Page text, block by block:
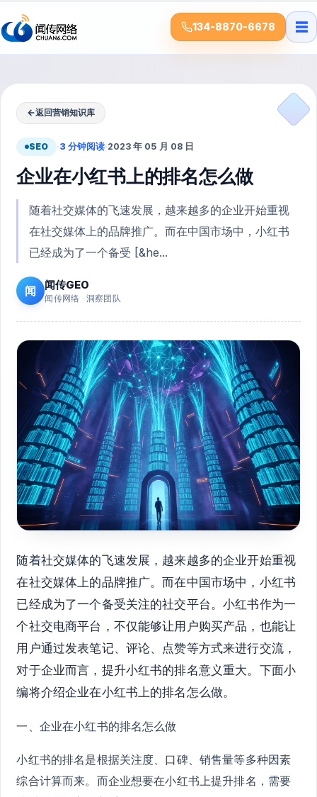
134-8870-6678 ☰
←返回营销知识库
SEO ·3 分钟阅读·2023 年 05 月 08 日
企业在小红书上的排名怎么做
随着社交媒体的飞速发展，越来越多的企业开始重视
在社交媒体上的品牌推广。而在中国市场中，小红书
已经成为了一个备受 [&he...
闻 闻传GEO
闻传网络 · 洞察团队
随着社交媒体的飞速发展，越来越多的企业开始重视
在社交媒体上的品牌推广。而在中国市场中，小红书
已经成为了一个备受关注的社交平台。小红书作为一
个社交电商平台，不仅能够让用户购买产品，也能让
用户通过发表笔记、评论、点赞等方式来进行交流，
对于企业而言，提升小红书的排名意义重大。下面小
编将介绍企业在小红书上的排名怎么做。
一、企业在小红书的排名怎么做
小红书的排名是根据关注度、口碑、销售量等多种因素
综合计算而来。而企业想要在小红书上提升排名，需要